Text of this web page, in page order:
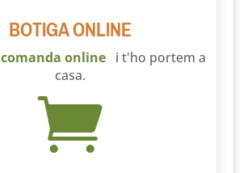
BOTIGA ONLINE
comanda onlinei t'ho portem a
casa.
